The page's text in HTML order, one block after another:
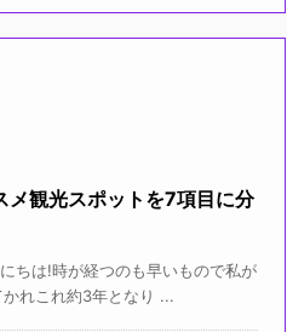
メ観光スポットを7項目に分
ちは!時が経つのも早いもので私が
れこれ約3年となり ...